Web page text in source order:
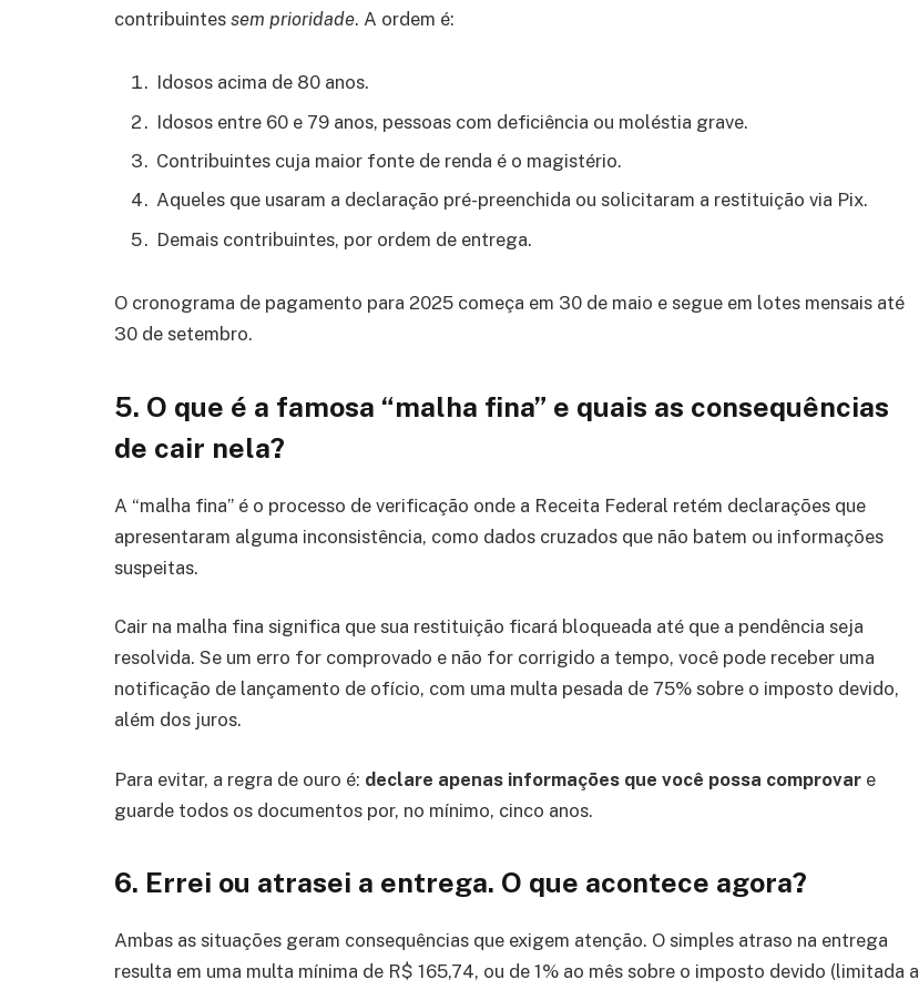
contribuintes sem prioridade. A ordem é:
Idosos acima de 80 anos.
Idosos entre 60 e 79 anos, pessoas com deficiência ou moléstia grave.
Contribuintes cuja maior fonte de renda é o magistério.
Aqueles que usaram a declaração pré-preenchida ou solicitaram a restituição via Pix.
Demais contribuintes, por ordem de entrega.
O cronograma de pagamento para 2025 começa em 30 de maio e segue em lotes mensais até
30 de setembro.
5. O que é a famosa “malha fina” e quais as consequências
de cair nela?
A “malha fina” é o processo de verificação onde a Receita Federal retém declarações que
apresentaram alguma inconsistência, como dados cruzados que não batem ou informações
suspeitas.
Cair na malha fina significa que sua restituição ficará bloqueada até que a pendência seja
resolvida. Se um erro for comprovado e não for corrigido a tempo, você pode receber uma
notificação de lançamento de ofício, com uma multa pesada de 75% sobre o imposto devido,
além dos juros.
Para evitar, a regra de ouro é: declare apenas informações que você possa comprovar e
guarde todos os documentos por, no mínimo, cinco anos.
6. Errei ou atrasei a entrega. O que acontece agora?
Ambas as situações geram consequências que exigem atenção. O simples atraso na entrega
resulta em uma multa mínima de R$ 165,74, ou de 1% ao mês sobre o imposto devido (limitada a